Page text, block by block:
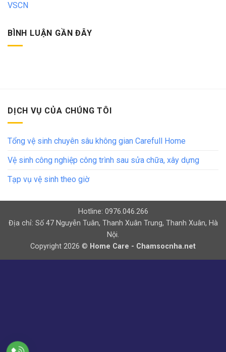
VSCN
BÌNH LUẬN GẦN ĐÂY
DỊCH VỤ CỦA CHÚNG TÔI
Tổng vệ sinh chuyên sâu không gian Carefull Home
Vệ sinh công nghiệp công trình sau sửa chữa, xây dựng
Tạp vụ vệ sinh theo giờ
Hotline: 0976.046.266
Địa chỉ: Số 47 Nguyễn Tuân, Thanh Xuân Trung, Thanh Xuân, Hà
Nội.
Copyright 2026 © Home Care - Chamsocnha.net